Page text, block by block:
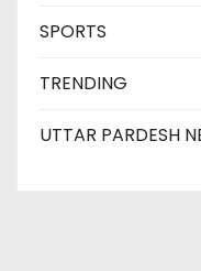
SPORTS
TRENDING
UTTAR PARDESH